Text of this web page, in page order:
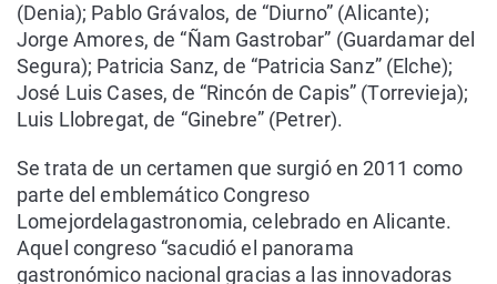
(Denia); Pablo Grávalos, de “Diurno” (Alicante);
Jorge Amores, de “Ñam Gastrobar” (Guardamar del
Segura); Patricia Sanz, de “Patricia Sanz” (Elche);
José Luis Cases, de “Rincón de Capis” (Torrevieja);
Luis Llobregat, de “Ginebre” (Petrer).
Se trata de un certamen que surgió en 2011 como
parte del emblemático Congreso
Lomejordelagastronomia, celebrado en Alicante.
Aquel congreso “sacudió el panorama
gastronómico nacional gracias a las innovadoras